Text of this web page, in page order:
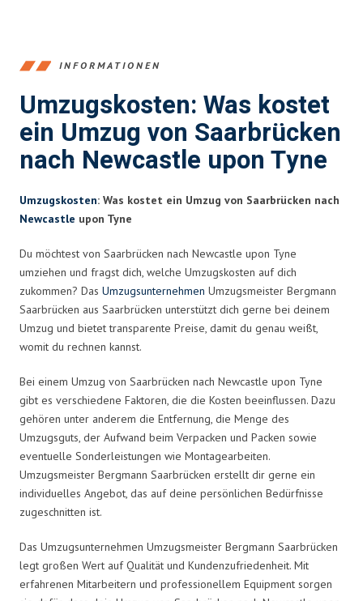
INFORMATIONEN
Umzugskosten: Was kostet
ein Umzug von Saarbrücken
nach Newcastle upon Tyne
Umzugskosten: Was kostet ein Umzug von Saarbrücken nach
Newcastle upon Tyne
Du möchtest von Saarbrücken nach Newcastle upon Tyne
umziehen und fragst dich, welche Umzugskosten auf dich
zukommen? Das Umzugsunternehmen Umzugsmeister Bergmann
Saarbrücken aus Saarbrücken unterstützt dich gerne bei deinem
Umzug und bietet transparente Preise, damit du genau weißt,
womit du rechnen kannst.
Bei einem Umzug von Saarbrücken nach Newcastle upon Tyne
gibt es verschiedene Faktoren, die die Kosten beeinflussen. Dazu
gehören unter anderem die Entfernung, die Menge des
Umzugsguts, der Aufwand beim Verpacken und Packen sowie
eventuelle Sonderleistungen wie Montagearbeiten.
Umzugsmeister Bergmann Saarbrücken erstellt dir gerne ein
individuelles Angebot, das auf deine persönlichen Bedürfnisse
zugeschnitten ist.
Das Umzugsunternehmen Umzugsmeister Bergmann Saarbrücken
legt großen Wert auf Qualität und Kundenzufriedenheit. Mit
erfahrenen Mitarbeitern und professionellem Equipment sorgen